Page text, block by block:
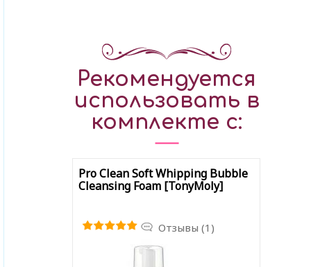
Рекомендуется
использовать в
комплекте с:
Pro Clean Soft Whipping Bubble
Cleansing Foam [TonyMoly]
Отзывы (1)